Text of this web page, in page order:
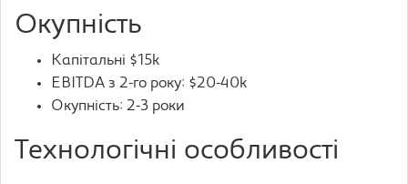
Окупність
Капітальні $15k
EBITDA з 2-го року: $20-40k
Окупність: 2-3 роки
Технологічні особливості